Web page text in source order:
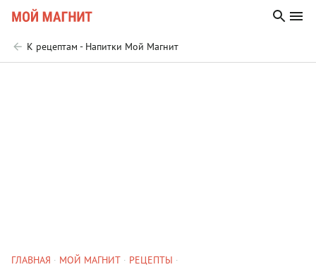
К рецептам - Напитки Мой Магнит
ГЛАВНАЯ МОЙ МАГНИТ
РЕЦЕПТЫ